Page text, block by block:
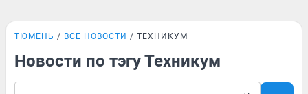
ТЮМЕНЬ ВСЕ НОВОСТИ ТЕХНИКУМ
Новости по тэгу Техникум